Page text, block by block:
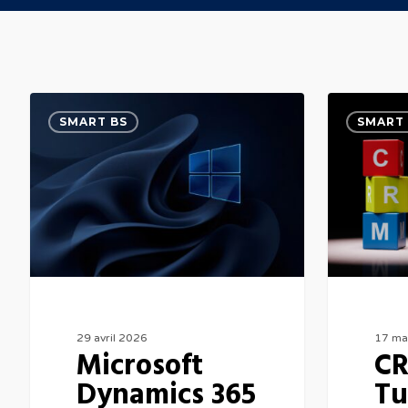
Dynamics
Business
Central
Tunisie
:
automatisation
SMART BS
29 avril 2026
Microsoft
Dynamics 365
Guide
complet
avec
SMART
17